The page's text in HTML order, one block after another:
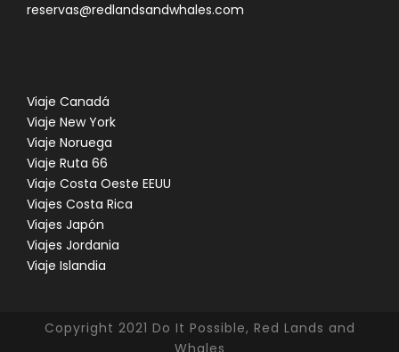
reservas@redlandsandwhales.com
Viaje Canadá
Viaje New York
Viaje Noruega
Viaje Ruta 66
Viaje Costa Oeste EEUU
Viajes Costa Rica
Viajes Japón
Viajes Jordania
Viaje Islandia
Copyright 2021 Do It Possible, Red Lands and